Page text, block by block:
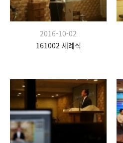
2016-10-02
161002 세례식